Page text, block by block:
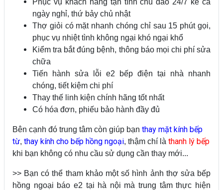
ngày nghỉ, thứ bảy chủ nhật
Thợ giỏi có mặt nhanh chóng chỉ sau 15 phút gọi,
phục vụ nhiệt tình không ngại khó ngại khổ
Kiểm tra bắt đúng bệnh, thông báo mọi chi phí sửa
chữa
Tiến hành sửa lỗi e2 bếp điện tại nhà nhanh
chóng, tiết kiệm chi phí
Thay thế linh kiện chính hãng tốt nhất
Có hóa đơn, phiếu bảo hành đầy đủ
Bên cạnh đó trung tâm còn giúp bạn thay mặt kính bếp
từ, thay kính cho bếp hồng ngoại, thậm chí là thanh lý bếp
khi bạn không có nhu cầu sử dụng cần thay mới...
>> Bạn có thể tham khảo một số hình ảnh thợ sửa bếp
hồng ngoại báo e2 tại hà nội mà trung tâm thực hiện